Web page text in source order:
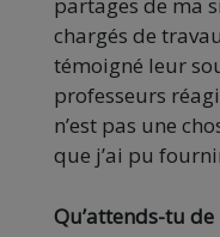
partages de ma
chargés de
témoigné leur
professeurs
n’est pas une
que j’ai pu
Qu’attends-tu